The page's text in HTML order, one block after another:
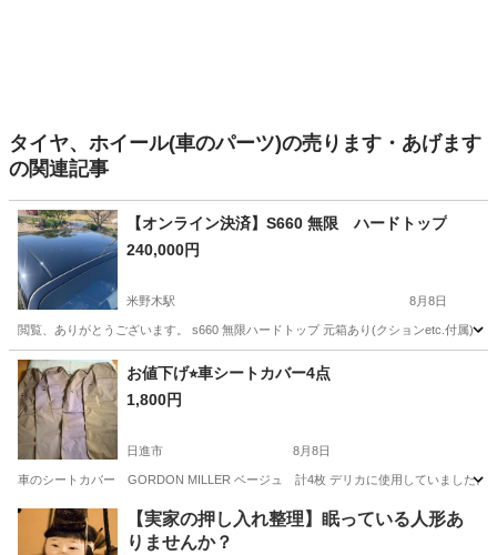
タイヤ、ホイール(車のパーツ)の売ります・あげます
の関連記事
【オンライン決済】S660 無限 ハードトップ
240,000円
米野木駅 8月8日
閲覧、ありがとうございます。 s660 無限ハードトップ 元箱あり(クションetc.付属)
愛知 愛知郡 米野木駅 その他 ハードトップ
お値下げ⭐︎車シートカバー4点
1,800円
日進市 8月8日
車のシートカバー GORDON MILLER ベージュ 計4枚 デリカに使用していました。
愛知 日進市 アクセサリー シート
【実家の押し入れ整理】眠っている人形あ
りませんか？